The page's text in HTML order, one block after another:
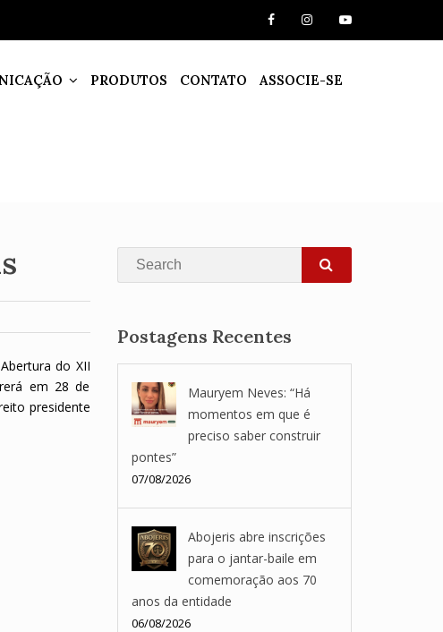
PRODUTOS CONTATO ASSOCIE-SE
do XII
em 28 de
presidente
Search
SEARCH
Postagens Recentes
Mauryem Neves: “Há
momentos em que é
preciso saber construir
pontes”
07/08/2026
Abojeris abre inscrições
para o jantar-baile em
comemoração aos 70
anos da entidade
06/08/2026